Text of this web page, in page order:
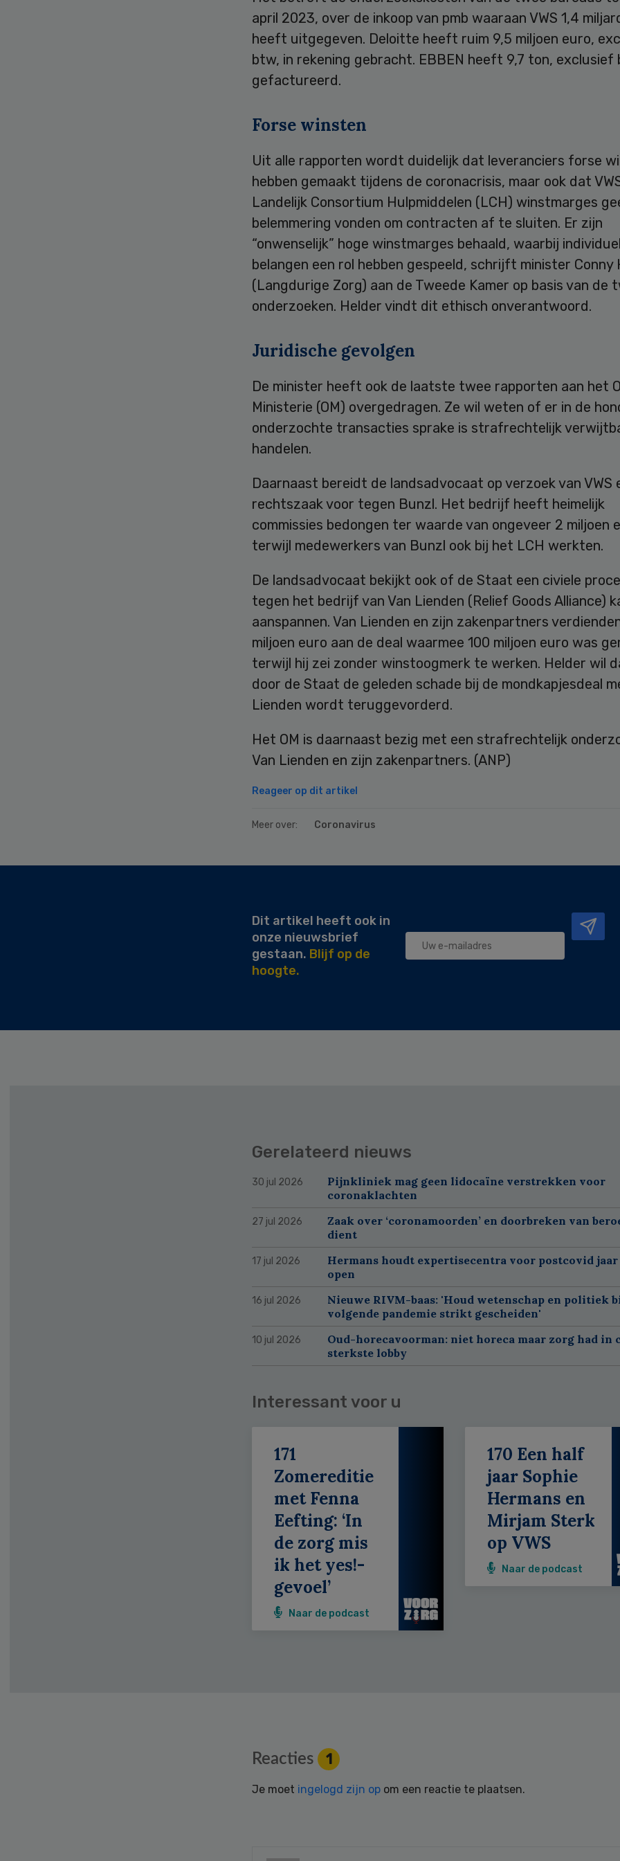
april 2023, over de inkoop van pmb waaraan VWS 1,4
heeft uitgegeven. Deloitte heeft ruim 9,5 miljoen euro,
btw, in rekening gebracht. EBBEN heeft 9,7 ton, exclusief
gefactureerd.
Forse winsten
Uit alle rapporten wordt duidelijk dat leveranciers forse
hebben gemaakt tijdens de coronacrisis, maar ook dat
Landelijk Consortium Hulpmiddelen (LCH) winstmarges
belemmering vonden om contracten af te sluiten. Er zijn
“onwenselijk” hoge winstmarges behaald, waarbij
belangen een rol hebben gespeeld, schrijft minister Conny
(Langdurige Zorg) aan de Tweede Kamer op basis van de
onderzoeken. Helder vindt dit ethisch onverantwoord.
Juridische gevolgen
De minister heeft ook de laatste twee rapporten aan het
Ministerie (OM) overgedragen. Ze wil weten of er in de
onderzochte transacties sprake is strafrechtelijk
handelen.
Daarnaast bereidt de landsadvocaat op verzoek van VWS
rechtszaak voor tegen Bunzl. Het bedrijf heeft heimelijk
commissies bedongen ter waarde van ongeveer 2 miljoen
terwijl medewerkers van Bunzl ook bij het LCH werkten.
De landsadvocaat bekijkt ook of de Staat een civiele
tegen het bedrijf van Van Lienden (Relief Goods Alliance)
aanspannen. Van Lienden en zijn zakenpartners
miljoen euro aan de deal waarmee 100 miljoen euro was
terwijl hij zei zonder winstoogmerk te werken. Helder wil
door de Staat de geleden schade bij de mondkapjesdeal
Lienden wordt teruggevorderd.
Het OM is daarnaast bezig met een strafrechtelijk
Van Lienden en zijn zakenpartners. (ANP)
Reageer op dit artikel
Meer over: Coronavirus
Dit artikel heeft ook in
onze nieuwsbrief
gestaan. Blijf op de
hoogte.
Gerelateerd nieuws
30 jul 2026
Pijnkliniek mag geen lidocaïne verstrekken voor
coronaklachten
27 jul 2026
Zaak over ‘coronamoorden’ en doorbreken van
dient
17 jul 2026
Hermans houdt expertisecentra voor postcovid
open
16 jul 2026
Nieuwe RIVM-baas: 'Houd wetenschap en politiek
volgende pandemie strikt gescheiden'
10 jul 2026
Oud-horecavoorman: niet horeca maar zorg had in
sterkste lobby
Interessant voor u
171
Zomereditie
met Fenna
Eefting: ‘In
de zorg mis
ik het yes!-
gevoel’
Naar de podcast
170 Een half
jaar Sophie
Hermans en
Mirjam Sterk
op VWS
Naar de podcast
Reacties 1
Je moet ingelogd zijn op om een reactie te plaatsen.